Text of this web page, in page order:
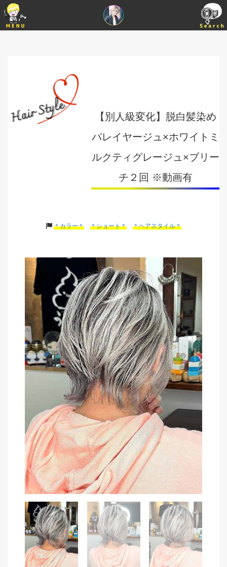
【別人級変化】脱白髪染め
バレイヤージュ×ホワイトミ
ルクティグレージュ×ブリー
チ２回 ※動画有
＊カラー＊ ＊ショート＊ ＊ヘアスタイル＊